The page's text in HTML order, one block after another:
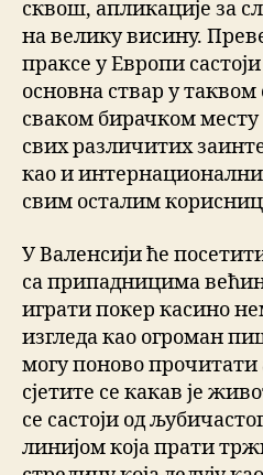
сквош, апликације за
на велику висину.
праксе у Европи
основна ствар у таквом
сваком бирачком
свих различитих
као и
свим осталим
У Валенсији ће
са припадницима
играти покер касино
изгледа као огроман
могу поново прочитати
сјетите се какав је
се састоји од
линијом која прати